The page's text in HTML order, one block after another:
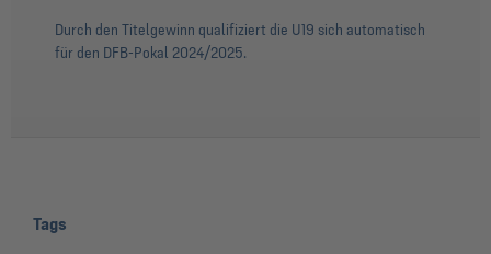
Durch den Titelgewinn qualifiziert die U19 sich automatisch
für den DFB-Pokal 2024/2025.
Tags